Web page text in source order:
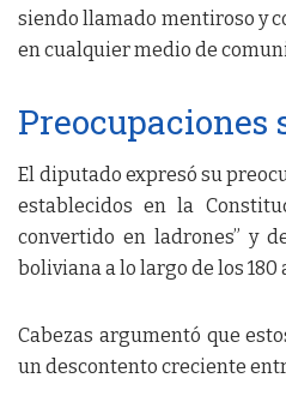
siendo llamado mentiroso y
en cualquier medio de
Preocupaciones
El diputado expresó su
establecidos en la
convertido en ladrones” y
boliviana a lo largo de los
Cabezas argumentó que
un descontento creciente